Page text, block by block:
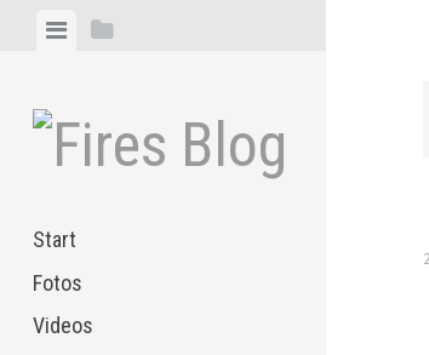
MenüSeitenleiste
Start
Fotos
Videos